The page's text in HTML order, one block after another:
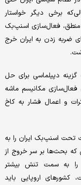
برخی دیگر خواستار
فعال‌سازی اسنپ‌بک
ضربه زدن به ایران خرج
دپیلماسی برای حل
فعال‌سازی مکانیسم ماشه
و اعمال فشار به کاخ
اسنپ‌بک ایران را به
بحث‌ها بر سر خروج از
را به سمت تنش بیشتر
کشورهای اروپایی باید